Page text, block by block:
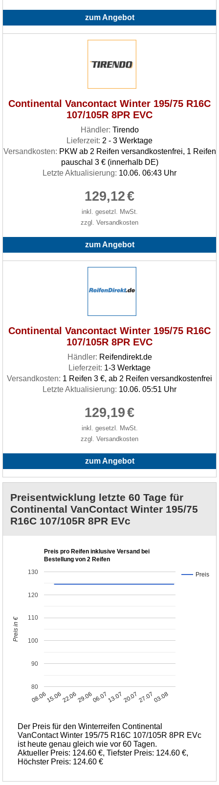
zum Angebot
Continental Vancontact Winter 195/75 R16C
107/105R 8PR EVC
Händler: Tirendo
Lieferzeit: 2 - 3 Werktage
Versandkosten: PKW ab 2 Reifen versandkostenfrei, 1 Reifen
pauschal 3 € (innerhalb DE)
Letzte Aktualisierung: 10.06. 06:43 Uhr
129,12€
inkl. gesetzl. MwSt.
zzgl. Versandkosten
zum Angebot
Continental Vancontact Winter 195/75 R16C
107/105R 8PR EVC
Händler: Reifendirekt.de
Lieferzeit: 1-3 Werktage
Versandkosten: 1 Reifen 3 €, ab 2 Reifen versandkostenfrei
Letzte Aktualisierung: 10.06. 05:51 Uhr
129,19€
inkl. gesetzl. MwSt.
zzgl. Versandkosten
zum Angebot
Preisentwicklung letzte 60 Tage für
Continental VanContact Winter 195/75
R16C 107/105R 8PR EVc
Preis pro Reifen inklusive Versand bei
Bestellung von 2 Reifen
Preis
08.0615.0622.0629.0606.0713.0720.0727.0703.08
80
90
100
110
120
130
Preis in €
Der Preis für den Winterreifen Continental
VanContact Winter 195/75 R16C 107/105R 8PR EVc
ist heute genau gleich wie vor 60 Tagen.
Aktueller Preis: 124.60 €, Tiefster Preis: 124.60 €,
Höchster Preis: 124.60 €